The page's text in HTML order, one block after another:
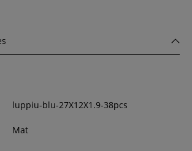
luppiu-blu-27X12X1.9-38pcs
Mat